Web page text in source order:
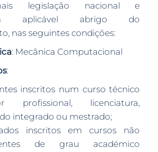
legislação nacional e
aplicável abrigo do
nas seguintes condições:
: Mecânica Computacional
:
inscritos num curso técnico
profissional, licenciatura,
integrado ou mestrado;
inscritos em cursos não
de grau académico